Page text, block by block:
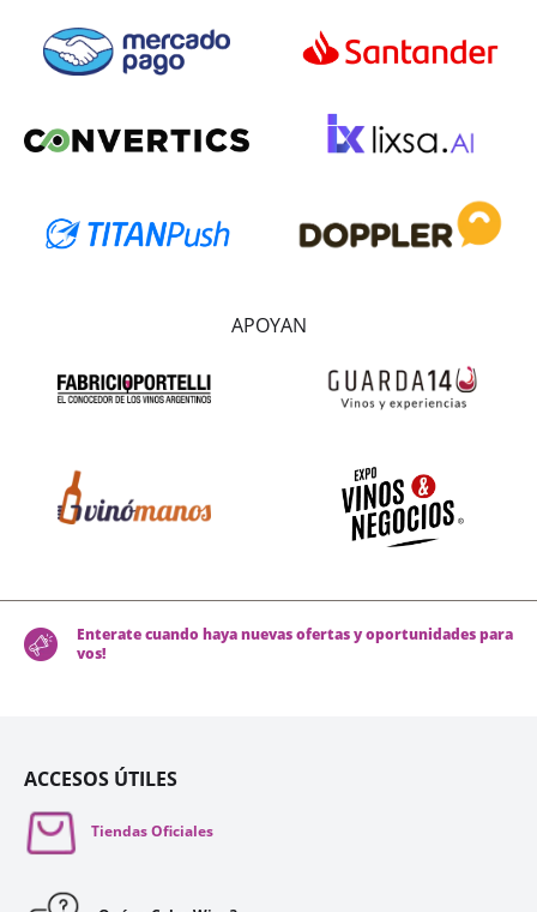
APOYAN
Enterate cuando haya nuevas ofertas y oportunidades para
vos!
ACCESOS ÚTILES
Tiendas Oficiales